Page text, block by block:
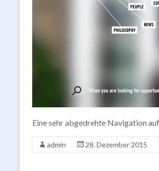
Eine sehr abgedrehte Navigation
admin 28. Dezember 2015